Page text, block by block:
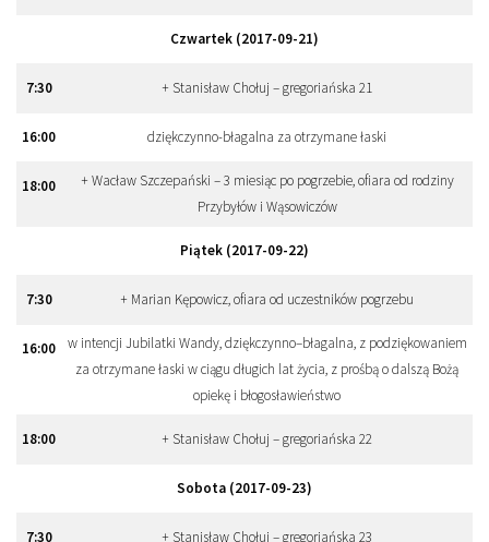
Czwartek (2017-09-21)
7:30 + Stanisław Chołuj – gregoriańska 21
16:00 dziękczynno-błagalna za otrzymane łaski
18:00
+ Wacław Szczepański – 3 miesiąc po pogrzebie, ofiara od rodziny
Przybyłów i Wąsowiczów
Piątek (2017-09-22)
7:30 + Marian Kępowicz, ofiara od uczestników pogrzebu
16:00
w intencji Jubilatki Wandy, dziękczynno–błagalna, z podziękowaniem
za otrzymane łaski w ciągu długich lat życia, z prośbą o dalszą Bożą
opiekę i błogosławieństwo
18:00 + Stanisław Chołuj – gregoriańska 22
Sobota (2017-09-23)
7:30 + Stanisław Chołuj – gregoriańska 23